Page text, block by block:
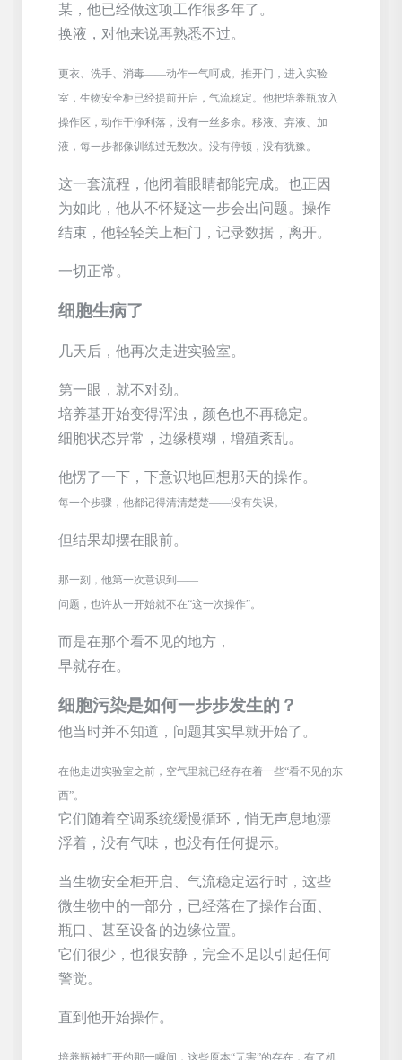
某， 他已经做这项工作很多年了。
换液，对他来说再熟悉不过。
更衣、洗手、消毒——动作一气呵成。推开门，进入实验
室，生物安全柜已经提前开启，气流稳定。他把培养瓶放入
操作区，动作干净利落，没有一丝多余。移液、弃液、加
液，每一步都像训练过无数次。没有停顿，没有犹豫。
这一套流程，他闭着眼睛都能完成。也正因
为如此，他从不怀疑这一步会出问题。操作
结束，他轻轻关上柜门，记录数据，离开。
一切正常。
细胞生病了
几天后，他再次走进实验室。
第一眼，就不对劲。
培养基开始变得浑浊，颜色也不再稳定。
细胞状态异常，边缘模糊，增殖紊乱。
他愣了一下，下意识地回想那天的操作。
每一个步骤，他都记得清清楚楚——没有失误。
但结果却摆在眼前。
那一刻，他第一次意识到——
问题，也许从一开始就不在“这一次操作”。
而是在那个看不见的地方，
早就存在。
细胞污染是如何一步步发生的？
他当时并不知道，问题其实早就开始了。
在他走进实验室之前，空气里就已经存在着一些“看不见的东
西”。
它们随着空调系统缓慢循环，悄无声息地漂
浮着，没有气味，也没有任何提示。
当生物安全柜开启、气流稳定运行时，这些
微生物中的一部分，已经落在了操作台面、
瓶口、甚至设备的边缘位置。
它们很少，也很安静，完全不足以引起任何
警觉。
直到他开始操作。
培养瓶被打开的那一瞬间，这些原本“无害”的存在，有了机